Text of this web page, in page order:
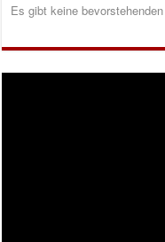
Es gibt keine